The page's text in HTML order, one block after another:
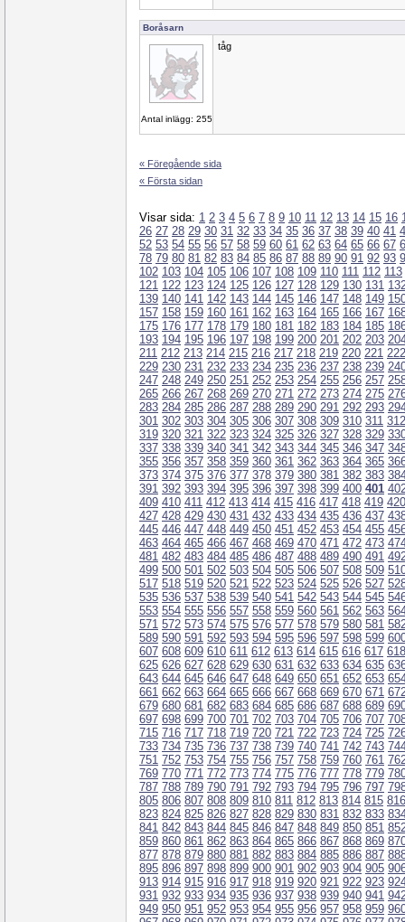
Boråsarn
Antal inlägg: 255
tåg
« Föregående sida
« Första sidan
Visar sida: 1 2 3 4 5 6 7 8 9 10 11 12 13 14 15 16
26 27 28 29 30 31 32 33 34 35 36 37 38 39 40 41
52 53 54 55 56 57 58 59 60 61 62 63 64 65 66 67
78 79 80 81 82 83 84 85 86 87 88 89 90 91 92 93
102 103 104 105 106 107 108 109 110 111 112 113
121 122 123 124 125 126 127 128 129 130 131
139 140 141 142 143 144 145 146 147 148 149
157 158 159 160 161 162 163 164 165 166 167
175 176 177 178 179 180 181 182 183 184 185
193 194 195 196 197 198 199 200 201 202 203
211 212 213 214 215 216 217 218 219 220 221 222
229 230 231 232 233 234 235 236 237 238 239
247 248 249 250 251 252 253 254 255 256 257
265 266 267 268 269 270 271 272 273 274 275
283 284 285 286 287 288 289 290 291 292 293
301 302 303 304 305 306 307 308 309 310 311 312
319 320 321 322 323 324 325 326 327 328 329
337 338 339 340 341 342 343 344 345 346 347
355 356 357 358 359 360 361 362 363 364 365
373 374 375 376 377 378 379 380 381 382 383
391 392 393 394 395 396 397 398 399 400 401
409 410 411 412 413 414 415 416 417 418 419 420
427 428 429 430 431 432 433 434 435 436 437
445 446 447 448 449 450 451 452 453 454 455
463 464 465 466 467 468 469 470 471 472 473
481 482 483 484 485 486 487 488 489 490 491
499 500 501 502 503 504 505 506 507 508 509
517 518 519 520 521 522 523 524 525 526 527
535 536 537 538 539 540 541 542 543 544 545
553 554 555 556 557 558 559 560 561 562 563
571 572 573 574 575 576 577 578 579 580 581
589 590 591 592 593 594 595 596 597 598 599
607 608 609 610 611 612 613 614 615 616 617 618
625 626 627 628 629 630 631 632 633 634 635
643 644 645 646 647 648 649 650 651 652 653
661 662 663 664 665 666 667 668 669 670 671
679 680 681 682 683 684 685 686 687 688 689
697 698 699 700 701 702 703 704 705 706 707
715 716 717 718 719 720 721 722 723 724 725
733 734 735 736 737 738 739 740 741 742 743
751 752 753 754 755 756 757 758 759 760 761
769 770 771 772 773 774 775 776 777 778 779
787 788 789 790 791 792 793 794 795 796 797
805 806 807 808 809 810 811 812 813 814 815 816
823 824 825 826 827 828 829 830 831 832 833
841 842 843 844 845 846 847 848 849 850 851
859 860 861 862 863 864 865 866 867 868 869
877 878 879 880 881 882 883 884 885 886 887
895 896 897 898 899 900 901 902 903 904 905
913 914 915 916 917 918 919 920 921 922 923
931 932 933 934 935 936 937 938 939 940 941
949 950 951 952 953 954 955 956 957 958 959